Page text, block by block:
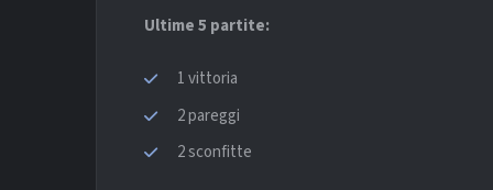
Ultime 5 partite:
1 vittoria
2 pareggi
2 sconfitte